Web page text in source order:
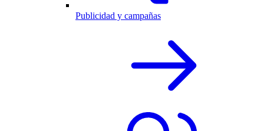
Publicidad y campañas